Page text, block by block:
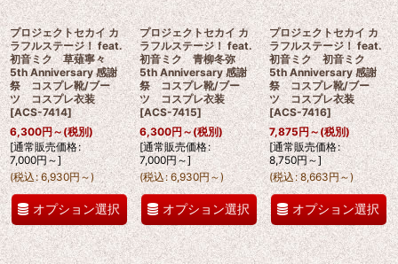
プロジェクトセカイ カ
ラフルステージ！ feat.
初音ミク 草薙寧々
5th Anniversary 感謝
祭 コスプレ靴/ブー
ツ コスプレ衣装
[ACS-7414]
6,300円～(税別)
[通常販売価格:
7,000円～]
(税込 : 6,930円～)
オプション選択
プロジェクトセカイ カ
ラフルステージ！ feat.
初音ミク 青柳冬弥
5th Anniversary 感謝
祭 コスプレ靴/ブー
ツ コスプレ衣装
[ACS-7415]
6,300円～(税別)
[通常販売価格:
7,000円～]
(税込: 6,930円～)
オプション選択
プロジェクトセカイ カ
ラフルステージ！ feat.
初音ミク 初音ミク
5th Anniversary 感謝
祭 コスプレ靴/ブー
ツ コスプレ衣装
[ACS-7416]
7,875円～(税別)
[通常販売価格:
8,750円～]
(税込: 8,663円～)
オプション選択